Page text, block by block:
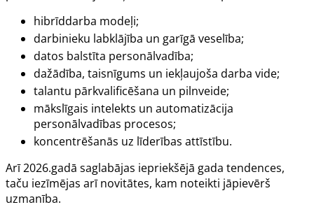
hibrīddarba modeļi;
darbinieku labklājība un garīgā veselība;
datos balstīta personālvadība;
dažādība, taisnīgums un iekļaujoša darba vide;
talantu pārkvalificēšana un pilnveide;
mākslīgais intelekts un automatizācija
personālvadības procesos;
koncentrēšanās uz līderības attīstību.
Arī 2026.gadā saglabājas iepriekšējā gada tendences,
taču iezīmējas arī novitātes, kam noteikti jāpievērš
uzmanība.